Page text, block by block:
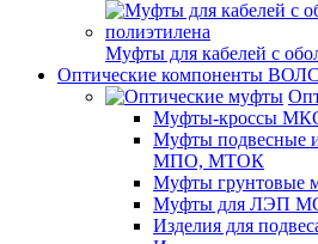
Муфты для кабелей с
Оптические компоненты ВОЛС
Муфты-кроссы
Муфты подвесные
МПО, МТОК
Муфты грунтовые
Муфты для ЛЭП
Изделия для